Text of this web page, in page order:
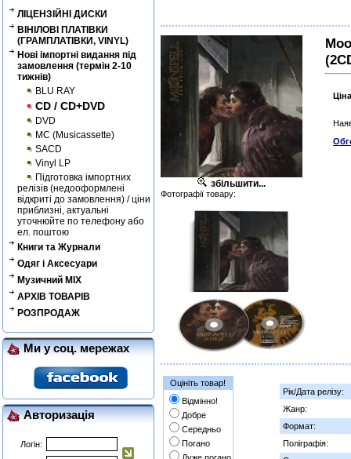
ЛІЦЕНЗІЙНІ ДИСКИ
ВІНІЛОВІ ПЛАТІВКИ
(ГРАМПЛАТІВКИ, VINYL)
Нові імпортні видання під
замовлення (термін 2-10
тижнів)
BLU RAY
CD / CD+DVD
DVD
MC (Musicassette)
SACD
Vinyl LP
Підготовка імпортних
релізів (недооформлені
відкриті до замовлення) / ціни
приблизні, актуальні
уточнюйте по телефону або
ел. поштою
Книги та Журнали
Одяг і Аксесуари
Музичний MIX
АРХІВ ТОВАРІВ
РОЗПРОДАЖ
Ми у соц. мережах
Авторизація
Логін:
збільшити...
Фотографії товару:
Оцініть товар!
Відмінно!
Добре
Середньо
Погано
Рік/Дата релізу:
Жанр:
Формат:
Поліграфія: